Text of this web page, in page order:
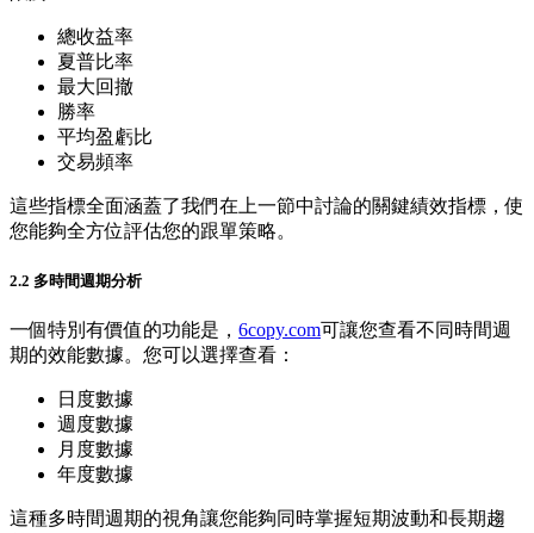
總收益率
夏普比率
最大回撤
勝率
平均盈虧比
交易頻率
這些指標全面涵蓋了我們在上一節中討論的關鍵績效指標，使
您能夠全方位評估您的跟單策略。
2.2 多時間週期分析
一個特別有價值的功能是， 6copy.com可讓您查看不同時間週
期的效能數據。您可以選擇查看：
日度數據
週度數據
月度數據
年度數據
這種多時間週期的視角讓您能夠同時掌握短期波動和長期趨